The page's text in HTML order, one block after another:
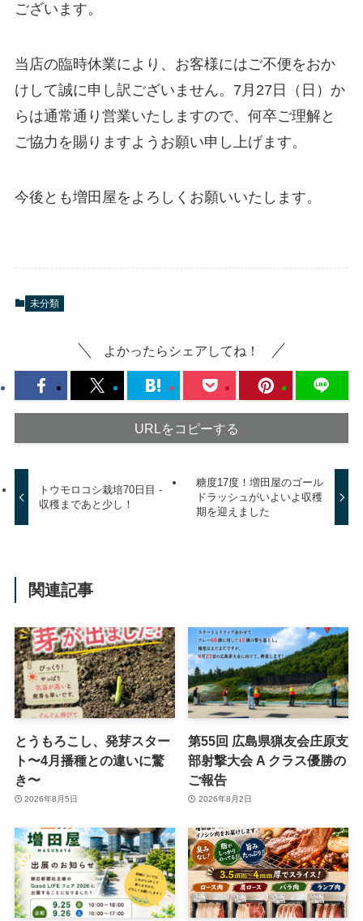
ございます。
当店の臨時休業により、お客様にはご不便をおか
けして誠に申し訳ございません。7月27日（日）か
らは通常通り営業いたしますので、何卒ご理解と
ご協力を賜りますようお願い申し上げます。
今後とも増田屋をよろしくお願いいたします。
未分類
よかったらシェアしてね！
URLをコピーする
トウモロコシ栽培70日目 -
収穫まであと少し！
糖度17度！増田屋のゴール
ドラッシュがいよいよ収穫
期を迎えました
関連記事
とうもろこし、発芽スター
ト〜4月播種との違いに驚
き〜
2026年8月5日
第55回 広島県猟友会庄原支
部射撃大会 A クラス優勝の
ご報告
2026年8月2日